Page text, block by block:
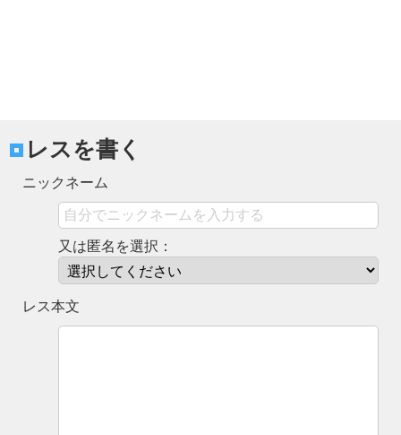
レスを書く
ニックネーム
又は匿名を選択：
レス本文